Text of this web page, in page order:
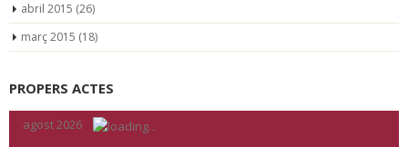
abril 2015 (26)
març 2015 (18)
PROPERS ACTES
agost 2026